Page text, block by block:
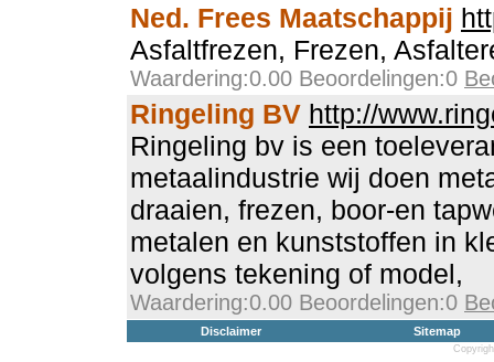
Ned. Frees Maatschappij
Asfaltfrezen, Frezen,
Waardering:0.00 Beoordelingen:0
Ringeling BV http://
Ringeling bv is een
metaalindustrie wij doen
draaien, frezen, boor-en
metalen en kunststoffen in
volgens tekening of model,
Waardering:0.00 Beoordelingen:0
Disclaimer Sitemap